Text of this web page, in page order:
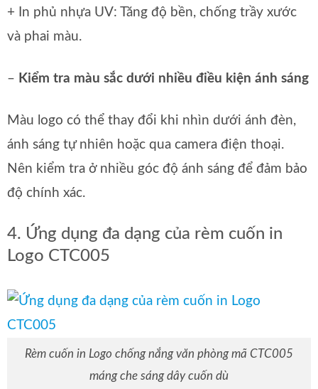
+ In phủ nhựa UV: Tăng độ bền, chống trầy xước
và phai màu.
– Kiểm tra màu sắc dưới nhiều điều kiện ánh sáng
Màu logo có thể thay đổi khi nhìn dưới ánh đèn,
ánh sáng tự nhiên hoặc qua camera điện thoại.
Nên kiểm tra ở nhiều góc độ ánh sáng để đảm bảo
độ chính xác.
4. Ứng dụng đa dạng của rèm cuốn in
Logo CTC005
Rèm cuốn in Logo chống nắng văn phòng mã CTC005
máng che sáng dây cuốn dù